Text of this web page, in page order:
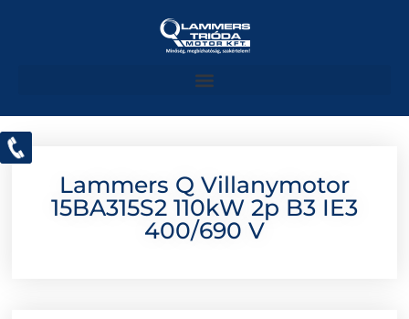
Lammers Q Villanymotor
15BA315S2 110kW 2p B3 IE3
400/690 V